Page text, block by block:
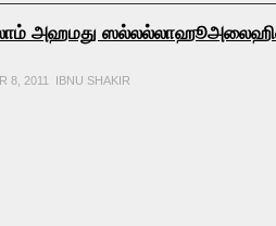
அஹமது
8, 2011 IBNU SHAKIR